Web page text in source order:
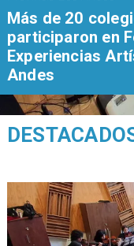
Más de 20
participaron en
Experiencias
Andes